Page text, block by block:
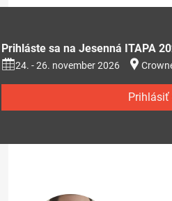
Prihláste sa na Jesenná ITAPA
24. - 26. november 2026
Prihlásiť